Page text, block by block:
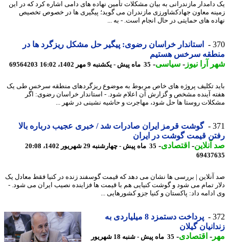
مازندرانی به بیان مشکلات تأمین نهاده های دامی اشاره کرد که در این
معاون جهادکشاورزی مازندران می گوید؛ پیگیری ها در خصوص تخصیص
های حمایتی در حال انجام است. - به ...
استاندار خراسان رضوی: پیگیر حل مشکل ریزگرد ها در
سرخس هستیم
آرا نیوز-سیاسی-35 ماه پیش - یکشنبه 9 مهر 1402، 16:02 69564203
تکلیف پروژه های خاص مربوط به موضوع ریزگردهای منطقه سرخس طی یک
آینده مشخص و گزارش آن اعلام شود. - استاندار خراسان رضوی: اگر
روستا ها حل شود، مهاجرت و حاشیه نشینی در شهر ...
گوشت قرمز ایران صادرات شد / خبری عجیب درباره بالا
قیمت گوشت در ایران
-اقتصادی-35 ماه پیش - چهارشنبه 29 شهریور 1402، 20:08
| بررسی ها نشان می دهد که قیمت گوسفند زنده در کنیا فقط معادل یک
تمام می شود و گوشت کنیایی هم با قیمت ها فزاینده نصیب ایران می شود. -
داد: پاکستان و کنیا جزو کشورهایی ...
پرداخت دستمزد 8 میلیاردی به
گیلان
-اقتصادی-
35 ماه پیش - شنبه 18 شهریور